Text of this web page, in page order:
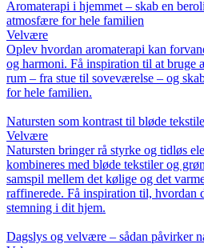
Aromaterapi i hjemmet – skab en
atmosfære for hele familien
Velvære
Oplev hvordan aromaterapi kan
og harmoni. Få inspiration til at bruge
rum – fra stue til soveværelse – og
for hele familien.
Natursten som kontrast til bløde
Velvære
Natursten bringer rå styrke og tidløs
kombineres med bløde tekstiler og
samspil mellem det kølige og det
raffinerede. Få inspiration til, hvordan
stemning i dit hjem.
Dagslys og velvære – sådan påvirker